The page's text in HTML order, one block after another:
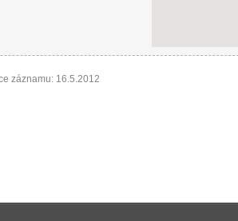
záznamu: 16.5.2012